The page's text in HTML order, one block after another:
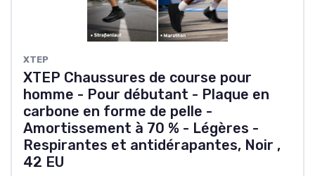
XTEP
XTEP Chaussures de course pour
homme - Pour débutant - Plaque en
carbone en forme de pelle -
Amortissement à 70 % - Légères -
Respirantes et antidérapantes, Noir ,
42 EU